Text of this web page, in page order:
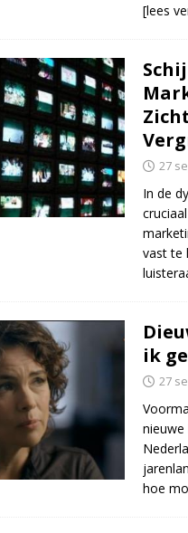
[lees
27
In de
vast te
ik
27
hoe